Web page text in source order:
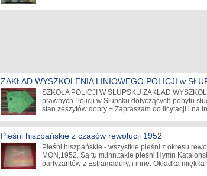
ZAKŁAD WYSZKOLENIA LINIOWEGO POLICJI w
SZKOŁA POLICJI W SLUPSKU ZAKLAD
prawnych Policji w Słupsku dotyczących pobytu
stan zeszytów dobry + Zapraszam do licytacji i na
Pieśni hiszpańskie z czasów rewolucji 1952
Pieśni hiszpańskie - wszystkie pieśni z okresu
MON,1952. Są tu m.inn.takie pieśni:Hymn
partyzantów z Estramadury, i inne. Okładka